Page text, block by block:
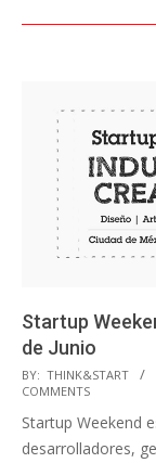
Startup
de Junio
2014-
06-
18
BY: THINK&START
COMMENTS
Startup Weekend
desarrolladores,